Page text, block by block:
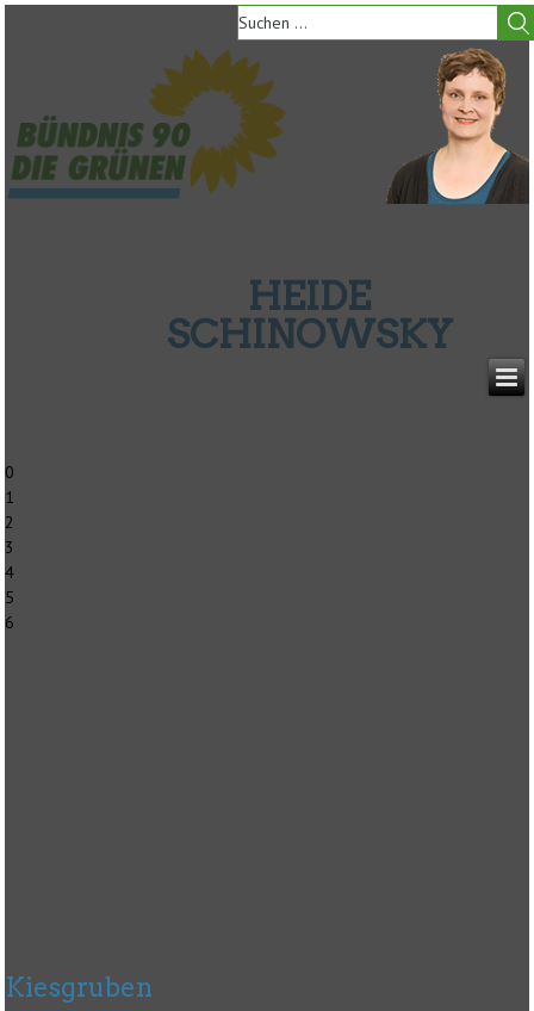
HEIDE
SCHINOWSKY
0
1
2
3
4
5
6
Kiesgruben